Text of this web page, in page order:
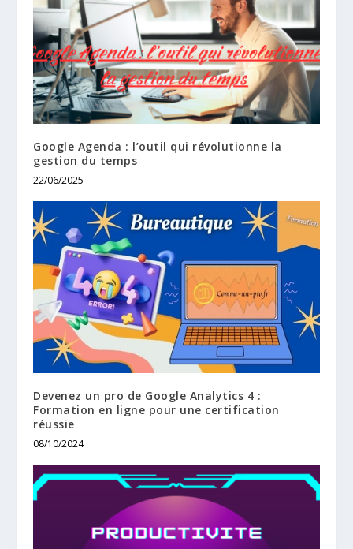
Google Agenda : l’outil qui révolutionne la
gestion du temps
22/06/2025
Devenez un pro de Google Analytics 4 :
Formation en ligne pour une certification
réussie
08/10/2024